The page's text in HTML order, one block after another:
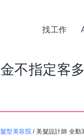
找工作
不指定客多
型美容院 /美髮設計師 全勤